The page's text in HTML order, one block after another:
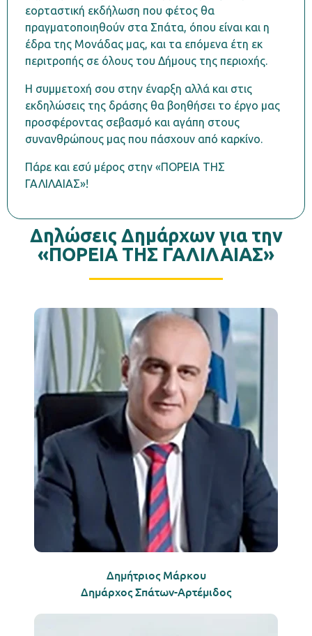
εορταστική εκδήλωση που φέτος θα
πραγματοποιηθούν στα Σπάτα, όπου είναι και η
έδρα της Μονάδας μας, και τα επόμενα έτη εκ
περιτροπής σε όλους του Δήμους της περιοχής.
Η συμμετοχή σου στην έναρξη αλλά και στις
εκδηλώσεις της δράσης θα βοηθήσει το έργο μας
προσφέροντας σεβασμό και αγάπη στους
συνανθρώπους μας που πάσχουν από καρκίνο.
Πάρε και εσύ μέρος στην «ΠΟΡΕΙΑ ΤΗΣ
ΓΑΛΙΛΑΙΑΣ»!
Δηλώσεις Δημάρχων για την
«ΠΟΡΕΙΑ ΤΗΣ ΓΑΛΙΛΑΙΑΣ»
Δημήτριος Μάρκου
Δημάρχος Σπάτων-Αρτέμιδος